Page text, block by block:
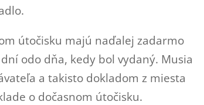
útočisku majú naďalej zadarmo
odo dňa, kedy bol vydaný. Musia
a takisto dokladom z miesta
o dočasnom útočisku.